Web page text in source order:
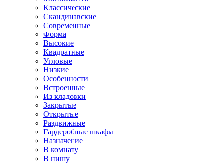
Классические
Скандинавские
Современные
Форма
Высокие
Квадратные
Угловые
Низкие
Особенности
Встроенные
Из кладовки
Закрытые
Открытые
Раздвижные
Гардеробные шкафы
Назначение
В комнату
В нишу